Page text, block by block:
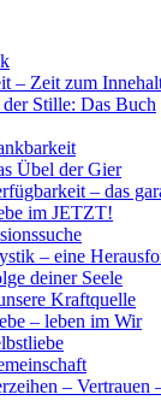
– Zeit zum
Stille: Das Buch
Übel der Gier
– das
im JETZT!
– eine
deiner Seele
Kraftquelle
– leben im Wir
– Vertrauen